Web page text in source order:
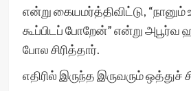
என்று கையமர்த்திவிட்டு,
கூப்பிடப் போறேன்” என்று அபூர்வ
போல சிரித்தார்.
எதிரில் இருந்த இருவரும் ஒத்துச்